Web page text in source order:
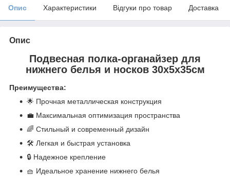
Опис Характеристики Відгуки про товар Доставка
Опис
Подвесная полка-органайзер для
нижнего белья и носков 30x5x35см
Преимущества:
🌟 Прочная металлическая конструкция
💼 Максимальная оптимизация пространства
🌈 Стильный и современный дизайн
🛠️ Легкая и быстрая установка
🔒 Надежное крепление
🧺 Идеальное хранение нижнего белья